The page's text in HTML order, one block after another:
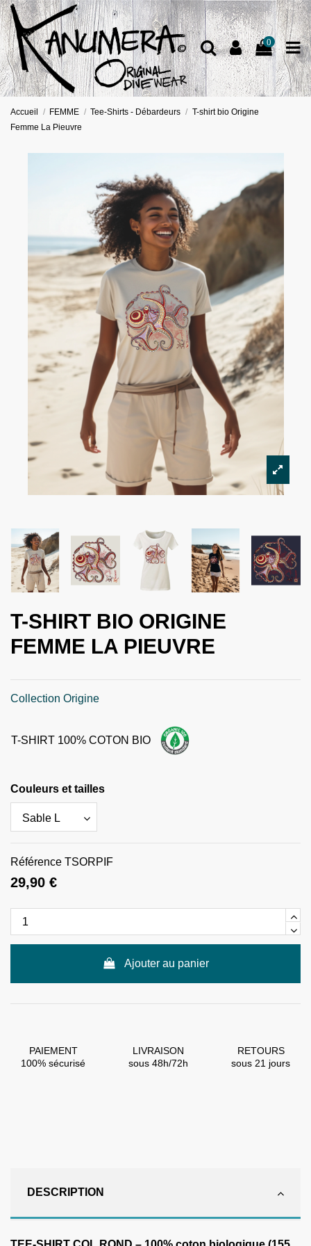
0
Accueil FEMME Tee-Shirts - Débardeurs
T-shirt bio Origine
Femme La Pieuvre
T-SHIRT BIO ORIGINE
FEMME LA PIEUVRE
Collection Origine
T-SHIRT 100% COTON BIO
Couleurs et tailles
Référence TSORPIF
29,90 €
Ajouter au panier
PAIEMENT
100% sécurisé
LIVRAISON
sous 48h/72h
RETOURS
sous 21 jours
DESCRIPTION